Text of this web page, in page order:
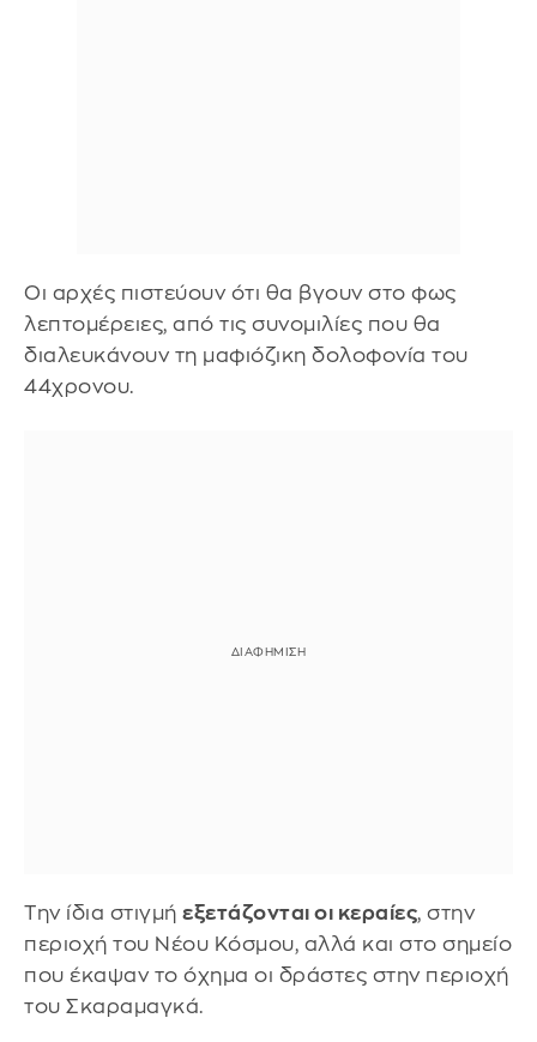
Οι αρχές πιστεύουν ότι θα βγουν στο φως
λεπτομέρειες, από τις συνομιλίες που θα
διαλευκάνουν τη μαφιόζικη δολοφονία του
44χρονου.
Την ίδια στιγμή εξετάζονται οι κεραίες, στην
περιοχή του Νέου Κόσμου, αλλά και στο σημείο
που έκαψαν το όχημα οι δράστες στην περιοχή
του Σκαραμαγκά.